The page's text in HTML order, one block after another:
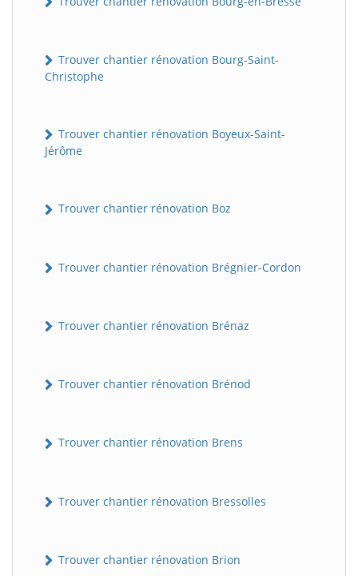
Trouver chantier rénovation Bourg-Saint-
Christophe
Trouver chantier rénovation Boyeux-Saint-
Jérôme
Trouver chantier rénovation Boz
Trouver chantier rénovation Brégnier-Cordon
Trouver chantier rénovation Brénaz
Trouver chantier rénovation Brénod
Trouver chantier rénovation Brens
Trouver chantier rénovation Bressolles
Trouver chantier rénovation Brion